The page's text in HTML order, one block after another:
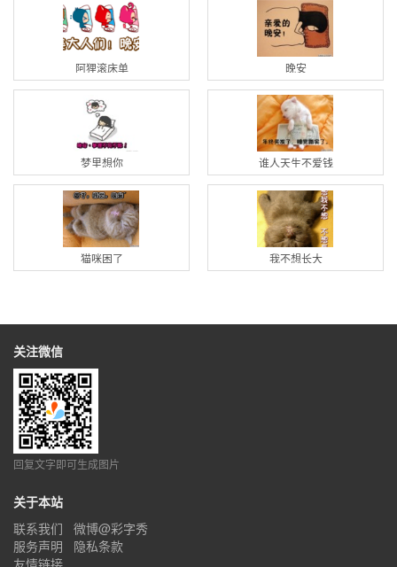
阿狸滚床单 晚安
梦里想你 谁人天生不爱钱
猫咪困了 我不想长大
关注微信
回复文字即可生成图片
关于本站
联系我们
微博@彩字秀
服务声明
隐私条款
友情链接